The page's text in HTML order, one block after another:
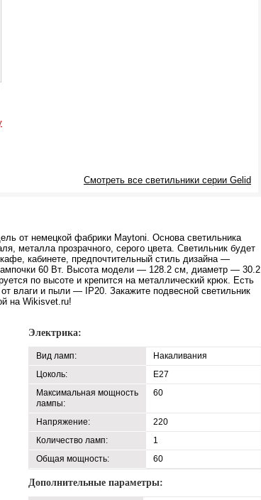
Смотреть все светильники серии Gelid
от немецкой фабрики Maytoni. Основа светильника
металла прозрачного, серого цвета. Светильник будет
кабинете, предпочтительный стиль дизайна —
60 Вт. Высота модели — 128.2 см, диаметр — 30.2
по высоте и крепится на металлический крюк. Есть
влаги и пыли — IP20. Закажите подвесной светильник
на Wikisvet.ru!
Электрика:
Вид ламп:
Накаливания
Цоколь:
E27
Максимальная мощность
лампы:
60
Напряжение:
220
Количество ламп:
1
Общая мощность:
60
Дополнительные параметры: